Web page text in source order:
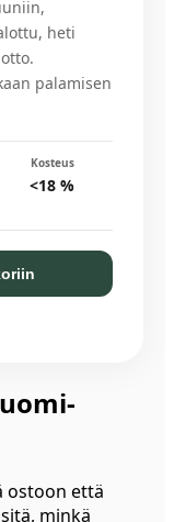
heti
palamisen
Kosteus
<18 %
ostoon että
minkä